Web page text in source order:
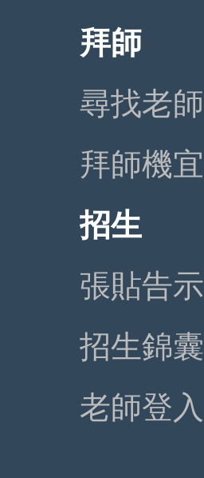
拜師
尋找老師
拜師機宜
招生
張貼告示
招生錦囊
老師登入